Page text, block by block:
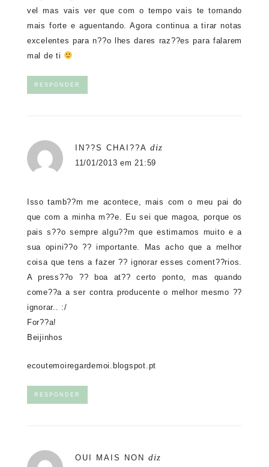
vel mas vais ver que com o tempo vais te tornando
mais forte e aguentando. Agora continua a tirar notas
excelentes para n??o lhes dares raz??es para falarem
mal de ti
RESPONDER
IN??S CHAI??A diz
11/01/2013 em 21:59
Isso tamb??m me acontece, mais com o meu pai do
que com a minha m??e. Eu sei que magoa, porque os
pais s??o sempre algu??m que estimamos muito e a
sua opini??o ?? importante. Mas acho que a melhor
coisa que tens a fazer ?? ignorar esses coment??rios.
A press??o ?? boa at?? certo ponto, mas quando
come??a a ser contra producente o melhor mesmo ??
ignorar.. :/
For??a!
Beijinhos
ecoutemoiregardemoi.blogspot.pt
RESPONDER
OUI MAIS NON diz